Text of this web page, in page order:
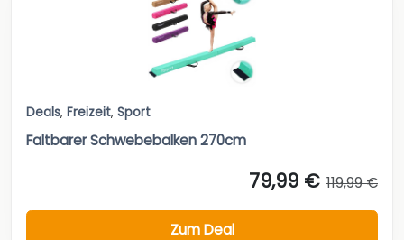
Deals, Freizeit, Sport
Faltbarer Schwebebalken 270cm
79,99 € 119,99 €
Zum Deal